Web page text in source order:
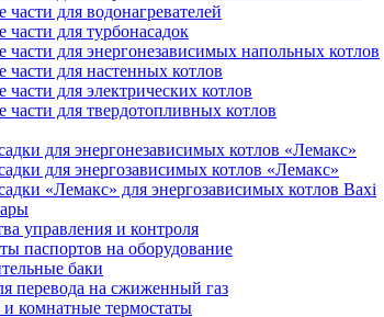
части для водонагревателей
части для турбонасадок
части для энергонезависимых напольных котлов
части для настенных котлов
части для электрических котлов
части для твердотопливных котлов
для энергонезависимых котлов «Лемакс»
для энергозависимых котлов «Лемакс»
«Лемакс» для энергозависимых котлов Baxi
управления и контроля
паспортов на оборудование
баки
перевода на сжиженный газ
комнатные термостаты